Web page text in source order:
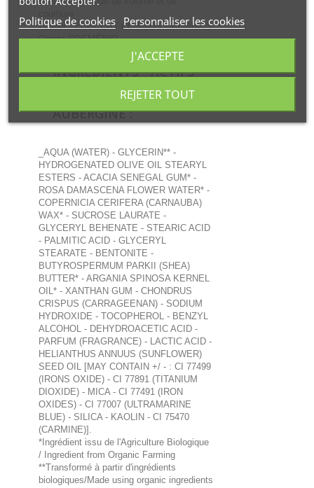
- Label : ECOCERT COSMOS ORGANICS
Charte COSMÉBIO
INGREDIENTS - ACTIFS
BACKSTAGE NO 33 -
AUBERGINE :
_AQUA (WATER) - GLYCERIN** -
HYDROGENATED OLIVE OIL STEARYL
ESTERS - ACACIA SENEGAL GUM* -
ROSA DAMASCENA FLOWER WATER* -
COPERNICIA CERIFERA (CARNAUBA)
WAX* - SUCROSE LAURATE -
GLYCERYL BEHENATE - STEARIC ACID
- PALMITIC ACID - GLYCERYL
STEARATE - BENTONITE -
BUTYROSPERMUM PARKII (SHEA)
BUTTER* - ARGANIA SPINOSA KERNEL
OIL* - XANTHAN GUM - CHONDRUS
CRISPUS (CARRAGEENAN) - SODIUM
HYDROXIDE - TOCOPHEROL - BENZYL
ALCOHOL - DEHYDROACETIC ACID -
PARFUM (FRAGRANCE) - LACTIC ACID -
HELIANTHUS ANNUUS (SUNFLOWER)
SEED OIL [MAY CONTAIN +/ - : CI 77499
(IRONS OXIDE) - CI 77891 (TITANIUM
DIOXIDE) - MICA - CI 77491 (IRON
OXIDES) - CI 77007 (ULTRAMARINE
BLUE) - SILICA - KAOLIN - CI 75470
(CARMINE)].
*Ingrédient issu de l'Agriculture Biologique
/ Ingredient from Organic Farming
**Transformé à partir d'ingrédients
biologiques/Made using organic ingredients
Politique de cookies Personnaliser les cookies
REJETER TOUT
J'ACCEPTE